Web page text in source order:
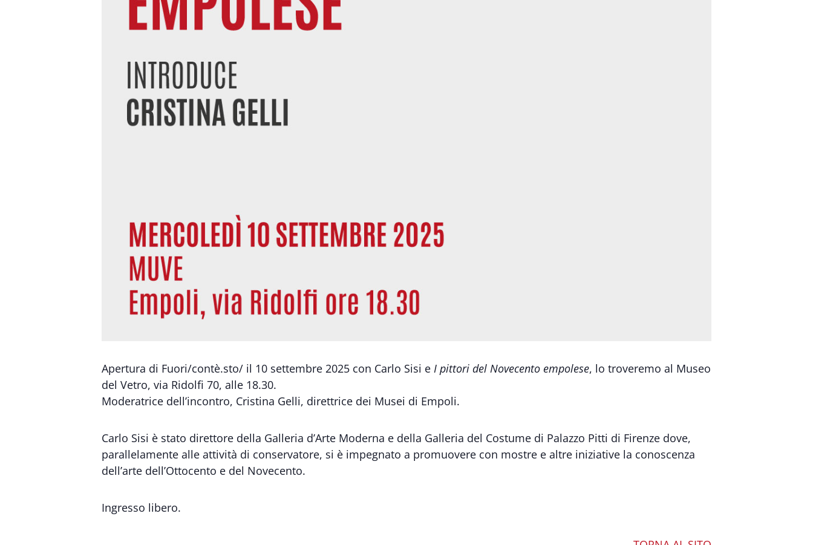
Apertura di Fuori/contè.sto/ il 10 settembre 2025 con Carlo Sisi e I pittori del Novecento empolese, lo troveremo al Museo
del Vetro, via Ridolfi 70, alle 18.30.
Moderatrice dell’incontro, Cristina Gelli, direttrice dei Musei di Empoli.
Carlo Sisi è stato direttore della Galleria d’Arte Moderna e della Galleria del Costume di Palazzo Pitti di Firenze dove,
parallelamente alle attività di conservatore, si è impegnato a promuovere con mostre e altre iniziative la conoscenza
dell’arte dell’Ottocento e del Novecento.
Ingresso libero.